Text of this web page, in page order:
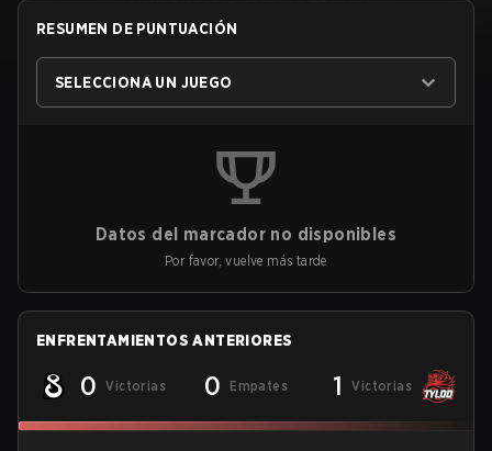
RESUMEN DE PUNTUACIÓN
SELECCIONA UN JUEGO
Datos del marcador no disponibles
Por favor, vuelve más tarde
ENFRENTAMIENTOS ANTERIORES
0 Victorias 0 Empates 1 Victorias